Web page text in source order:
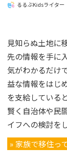
るるぶKidsライター
見知らぬ土地に
先の情報を手に
気がわかるだけ
益な情報をはじ
を支給している
賢く自治体や民
イフへの検討を
» 家族で移住っ